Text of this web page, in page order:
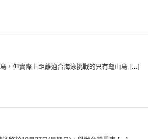
，但實際上距離適合海泳挑戰的只有龜山島 […]